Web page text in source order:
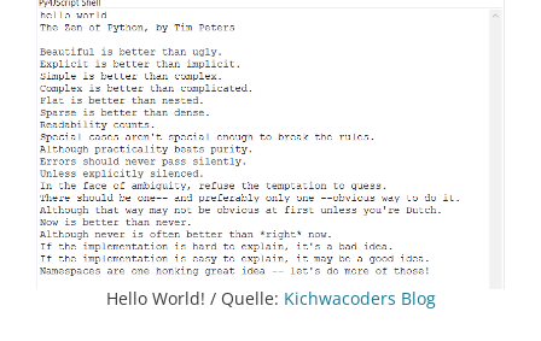
Hello World! / Quelle: Kichwacoders Blog